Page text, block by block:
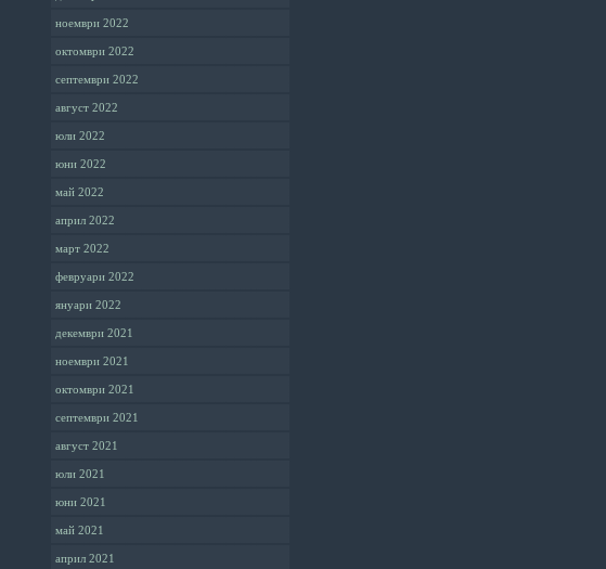
ноември 2022
октомври 2022
септември 2022
август 2022
юли 2022
юни 2022
май 2022
април 2022
март 2022
февруари 2022
януари 2022
декември 2021
ноември 2021
октомври 2021
септември 2021
август 2021
юли 2021
юни 2021
май 2021
април 2021